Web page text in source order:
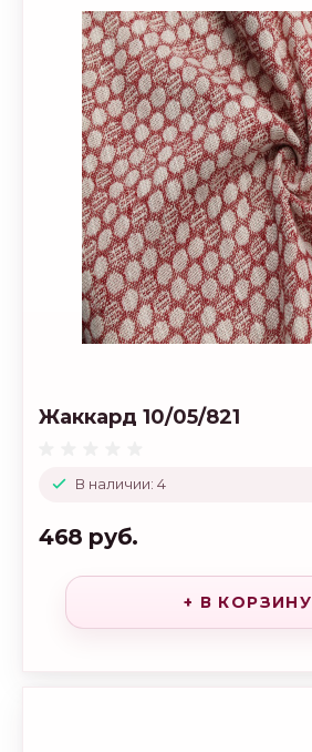
В наличии: 4
Жаккард 10/05/821
468 руб.
+ В КОРЗИНУ